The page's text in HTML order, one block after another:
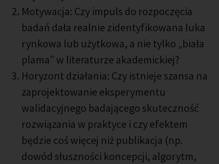
Motywacja: Czy impuls do rozpoczęcia
badań dała realnie zidentyfikowana luka
rynkowa lub użytkowa, a nie tylko „biała
plama” w literaturze akademickiej?
Horyzont działania: Czy istnieje szansa na
zaprojektowanie eksperymentu
walidacyjnego badającego skuteczność
rozwiązania w praktyce i czy efektem
będzie coś więcej niż publikacja (np.
dowód słuszności koncepcji, algorytm,